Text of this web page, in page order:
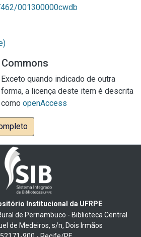
001300000cwdb
Exceto quando indicado de outra
forma, a licença deste item é descrita
como openAccess
Institucional da UFRPE
de Pernambuco - Biblioteca Central
de Medeiros, s/n, Dois Irmãos